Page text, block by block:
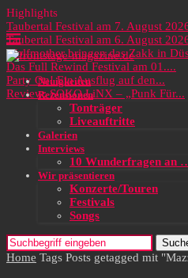
Highlights
Taubertal Festival am 7. August
Taubertal Festival am 6. August
Wolfmother bringen das Zakk in
Das Full Rewind Festival am 01....
Party On! Ein Ausflug auf den...
Review: SOKO LiNX – „Punk Für...
Neuigkeiten
Rezensionen
Tonträger
Liveauftritte
Galerien
Interviews
10 Wunderfragen an
Wir präsentieren
Konzerte/Touren
Festivals
Songs
Home Tags Posts getagged mit